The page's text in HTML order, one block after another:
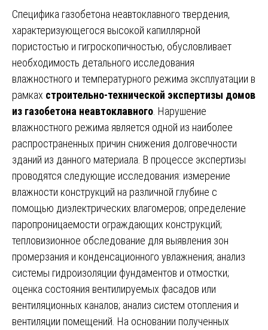
Специфика газобетона неавтоклавного твердения,
характеризующегося высокой капиллярной
пористостью и гигроскопичностью, обусловливает
необходимость детального исследования
влажностного и температурного режима эксплуатации в
рамках строительно-технической экспертизы домов
из газобетона неавтоклавного . Нарушение
влажностного режима является одной из наиболее
распространенных причин снижения долговечности
зданий из данного материала. В процессе экспертизы
проводятся следующие исследования: измерение
влажности конструкций на различной глубине с
помощью диэлектрических влагомеров; определение
паропроницаемости ограждающих конструкций;
тепловизионное обследование для выявления зон
промерзания и конденсационного увлажнения; анализ
системы гидроизоляции фундаментов и отмостки;
оценка состояния вентилируемых фасадов или
вентиляционных каналов; анализ систем отопления и
вентиляции помещений. На основании полученных